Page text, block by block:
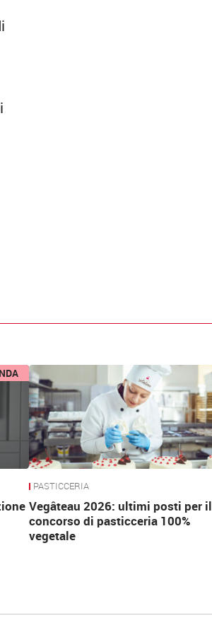
PASTICCERIA
Vegâteau 2026: ultimi posti per il
concorso di pasticceria 100%
vegetale